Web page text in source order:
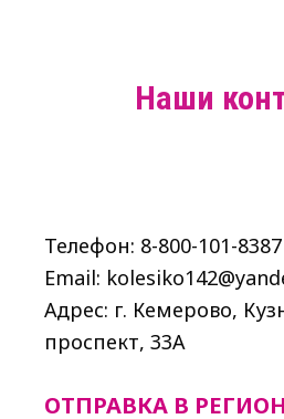
Наши
Телефон: 8-800-101-8387
Email:
Адрес: г. Кемерово,
проспект, 33A
ОТПРАВКА В